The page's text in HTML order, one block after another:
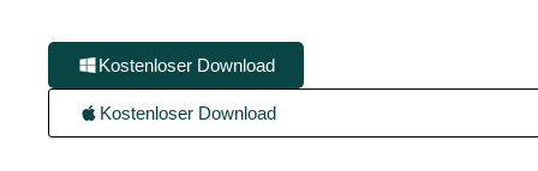
Kostenloser Download
Kostenloser Download